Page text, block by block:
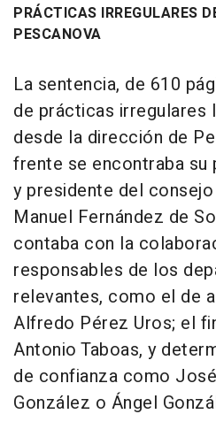
PRÁCTICAS IRREGULARES
PESCANOVA
La sentencia, de 610
de prácticas irregulares
desde la dirección de
frente se encontraba
y presidente del
Manuel Fernández de
contaba con la
responsables de los
relevantes, como el de
Alfredo Pérez Uros; el
Antonio Taboas, y
de confianza como
González o Ángel